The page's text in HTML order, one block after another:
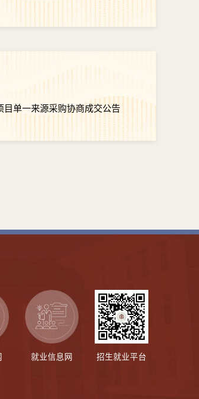
单一来源采购协商成交公告
就业信息网 招生就业平台